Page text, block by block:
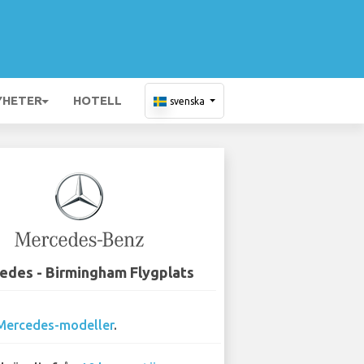
HOTELL svenska
- Birmingham Flygplats
modeller.